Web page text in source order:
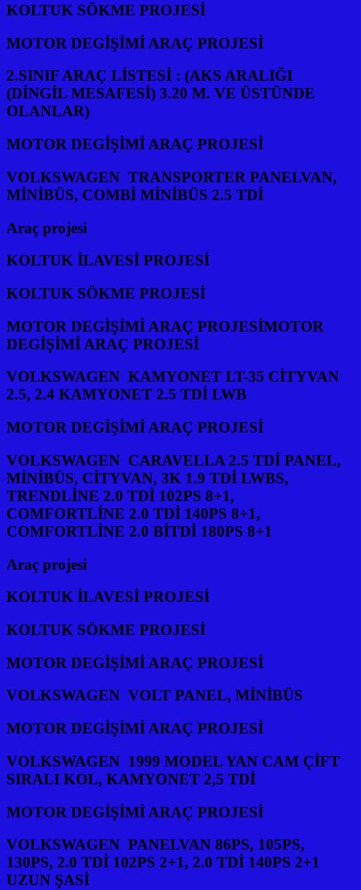
KOLTUK SÖKME PROJESİ
MOTOR DEGİŞİMİ ARAÇ PROJESİ
2.SINIF ARAÇ LİSTESİ : (AKS ARALIĞI
(DİNGİL MESAFESİ) 3.20 M. VE ÜSTÜNDE
OLANLAR)
MOTOR DEGİŞİMİ ARAÇ PROJESİ
VOLKSWAGEN TRANSPORTER PANELVAN,
MİNİBÜS, COMBİ MİNİBÜS 2.5 TDİ
Araç projesi
KOLTUK İLAVESİ PROJESİ
KOLTUK SÖKME PROJESİ
MOTOR DEGİŞİMİ ARAÇ PROJESİMOTOR
DEGİŞİMİ ARAÇ PROJESİ
VOLKSWAGEN KAMYONET LT-35 CİTYVAN
2.5, 2.4 KAMYONET 2.5 TDİ LWB
MOTOR DEGİŞİMİ ARAÇ PROJESİ
VOLKSWAGEN CARAVELLA 2.5 TDİ PANEL,
MİNİBÜS, CİTYVAN, 3K 1.9 TDİ LWBS,
TRENDLİNE 2.0 TDİ 102PS 8+1,
COMFORTLİNE 2.0 TDİ 140PS 8+1,
COMFORTLİNE 2.0 BİTDİ 180PS 8+1
Araç projesi
KOLTUK İLAVESİ PROJESİ
KOLTUK SÖKME PROJESİ
MOTOR DEGİŞİMİ ARAÇ PROJESİ
VOLKSWAGEN VOLT PANEL, MİNİBÜS
MOTOR DEGİŞİMİ ARAÇ PROJESİ
VOLKSWAGEN 1999 MODEL YAN CAM ÇİFT
SIRALI KOL, KAMYONET 2,5 TDİ
MOTOR DEGİŞİMİ ARAÇ PROJESİ
VOLKSWAGEN PANELVAN 86PS, 105PS,
130PS, 2.0 TDİ 102PS 2+1, 2.0 TDİ 140PS 2+1
UZUN ŞASİ